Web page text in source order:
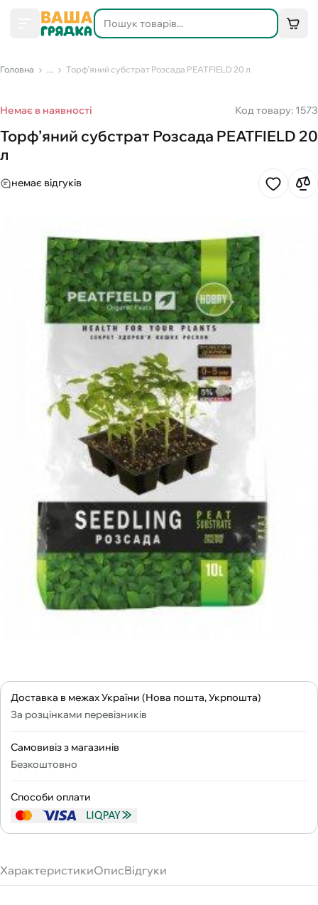
Головна ... Торф’яний субстрат Розсада PEATFIELD 20 л
Немає в наявності Код товару: 1573
Торф’яний субстрат Розсада PEATFIELD 20
л
немає відгуків
Доставка в межах України (Нова пошта, Укрпошта)
За розцінками перевізників
Самовивіз з магазинів
Безкоштовно
Способи оплати
ХарактеристикиОписВідгуки